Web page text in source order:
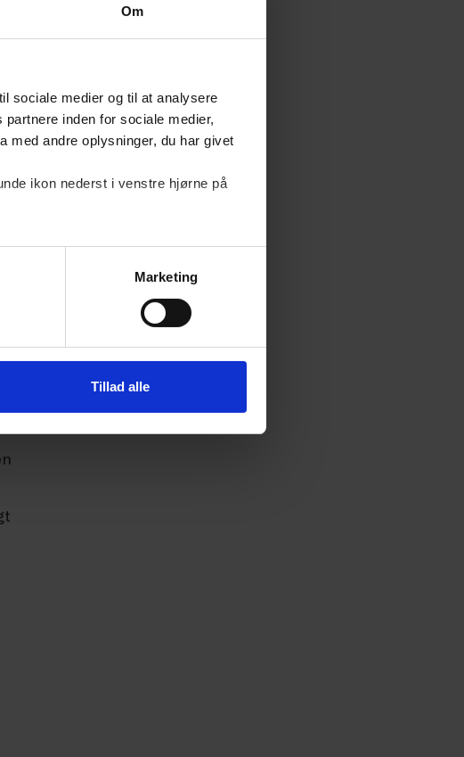
Om
sociale medier og til at analysere
inden for sociale medier,
med andre oplysninger, du har givet
ikon nederst i venstre hjørne på
Marketing
Tillad alle